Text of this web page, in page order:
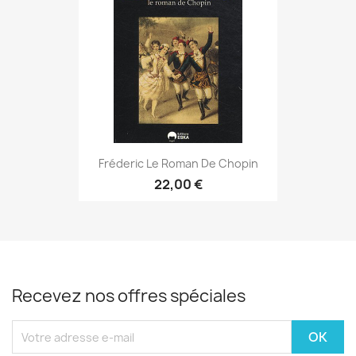
Fréderic Le Roman De Chopin
22,00 €
Recevez nos offres spéciales